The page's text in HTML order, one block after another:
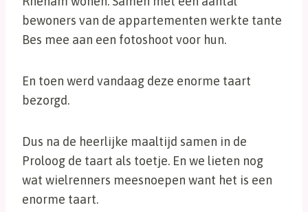
bewoners van de appartementen werkte tante
Bes mee aan een fotoshoot voor hun.
En toen werd vandaag deze enorme taart
bezorgd.
Dus na de heerlijke maaltijd samen in de
Proloog de taart als toetje. En we lieten nog
wat wielrenners meesnoepen want het is een
enorme taart.